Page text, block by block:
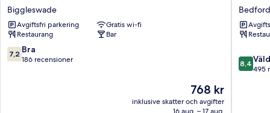
Stratton
House
Hotel
Biggleswade
Biggleswade
Avgiftsfri parkering
Gratis wi-fi
Restaurang
Bar
7.2
av
7,2 Bra
186 recensioner
Priset
är
768 kr
768 kr
inklusive skatter och avgifter
16 aug. – 17 aug.
Willows
Training
Centre
Bedford
Bedford
8.4
av
8,4
495